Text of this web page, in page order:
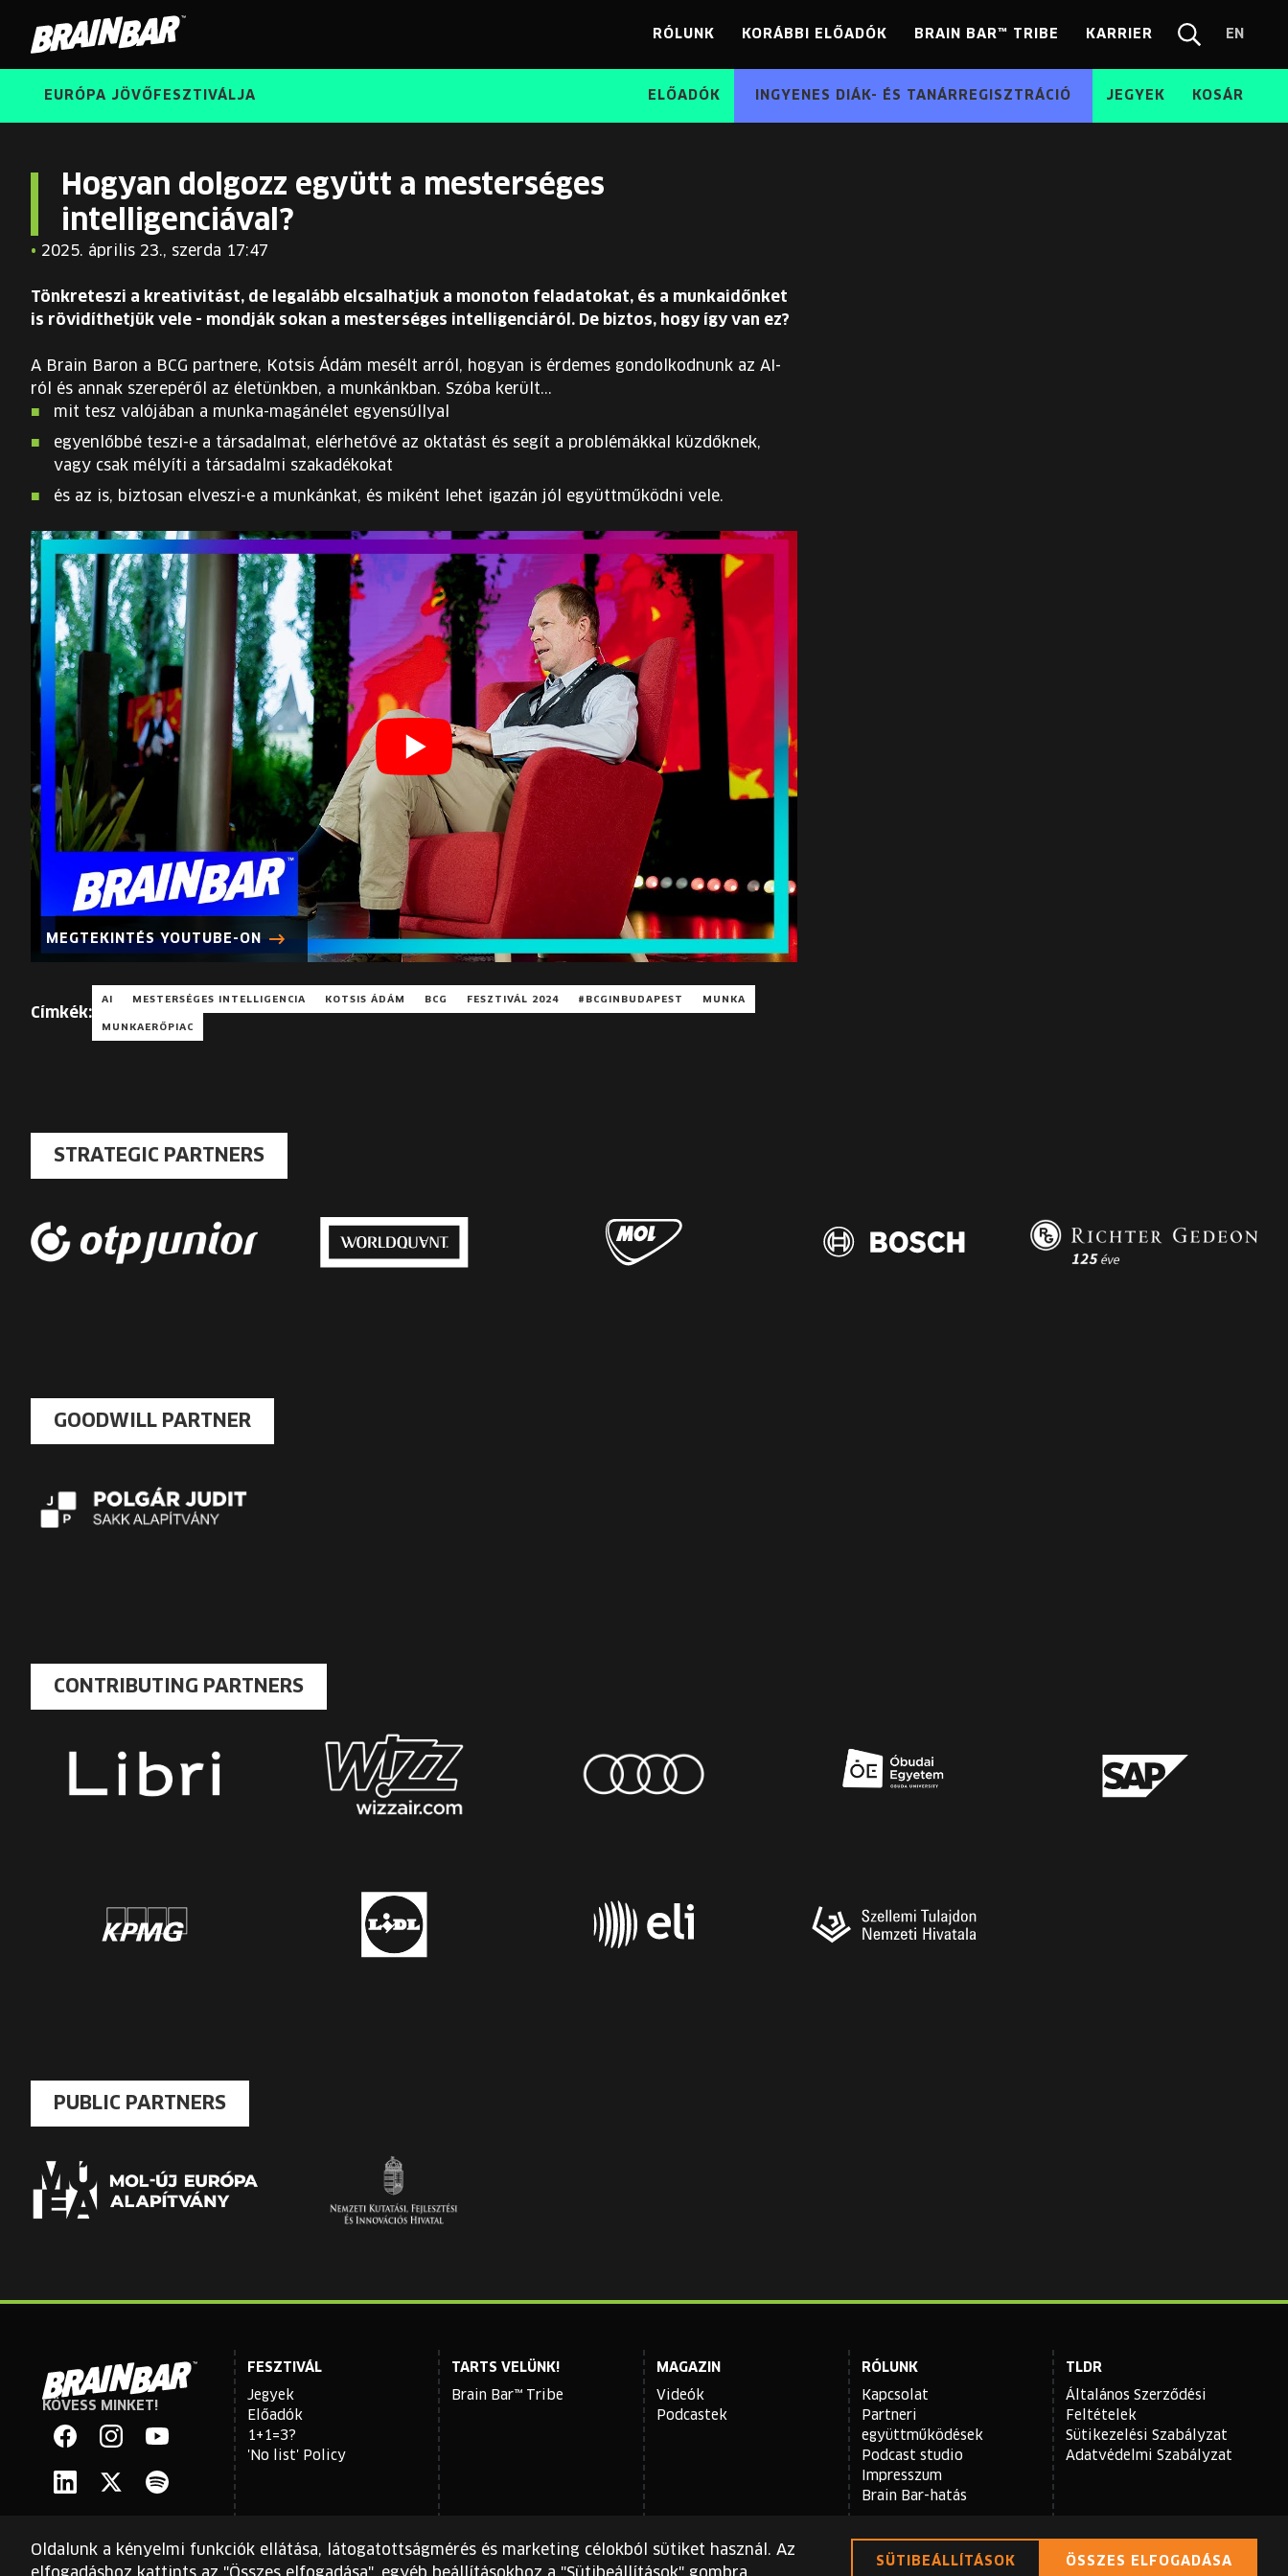
Bar
RÓLUNK KORÁBBI ELŐADÓK BRAIN BAR™ TRIBE KARRIER EN
EN
EURÓPA JÖVŐFESZTIVÁLJA ELŐADÓK INGYENES DIÁK- ÉS TANÁRREGISZTRÁCIÓ JEGYEK KOSÁR
Hogyan dolgozz együtt a mesterséges
intelligenciával?
• 2025. április 23., szerda 17:47
Tönkreteszi a kreativitást, de legalább elcsalhatjuk a monoton feladatokat, és a munkaidőnket
is rövidíthetjük vele - mondják sokan a mesterséges intelligenciáról. De biztos, hogy így van ez?
A Brain Baron a BCG partnere, Kotsis Ádám mesélt arról, hogyan is érdemes gondolkodnunk az AI-
ról és annak szerepéről az életünkben, a munkánkban. Szóba került...
mit tesz valójában a munka-magánélet egyensúllyal
egyenlőbbé teszi-e a társadalmat, elérhetővé az oktatást és segít a problémákkal küzdőknek,
vagy csak mélyíti a társadalmi szakadékokat
és az is, biztosan elveszi-e a munkánkat, és miként lehet igazán jól együttműködni vele.
MEGTEKINTÉS YOUTUBE-ON
Címkék:
AI MESTERSÉGES INTELLIGENCIA KOTSIS ÁDÁM BCG FESZTIVÁL 2024 #BCGINBUDAPEST MUNKA
MUNKAERŐPIAC
STRATEGIC PARTNERS
GOODWILL PARTNER
CONTRIBUTING PARTNERS
PUBLIC PARTNERS
Brain
Bar
KÖVESS MINKET!
FacebookInstagramYouTube
FESZTIVÁL
Jegyek
Előadók
1+1=3?
'No list' Policy
TARTS VELÜNK!
Brain Bar™ Tribe
MAGAZIN
Videók
Podcastek
RÓLUNK
Kapcsolat
Partneri
együttműködések
Podcast studio
Impresszum
Brain Bar-hatás
TLDR
Általános Szerződési
Feltételek
Sütikezelési Szabályzat
Adatvédelmi Szabályzat
Oldalunk a kényelmi funkciók ellátása, látogatottságmérés és marketing célokból sütiket használ. Az
SÜTIBEÁLLÍTÁSOK ÖSSZES ELFOGADÁSA